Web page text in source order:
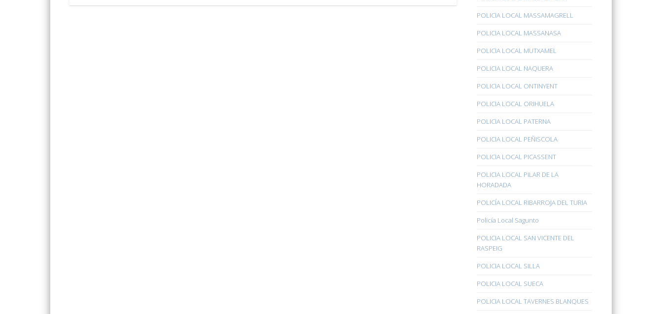
POLICIA LOCAL MASSAMAGRELL
POLICIA LOCAL MASSANASA
POLICIA LOCAL MUTXAMEL
POLICIA LOCAL NAQUERA
POLICIA LOCAL ONTINYENT
POLICIA LOCAL ORIHUELA
POLICIA LOCAL PATERNA
POLICIA LOCAL PEÑISCOLA
POLICIA LOCAL PICASSENT
POLICIA LOCAL PILAR DE LA
HORADADA
POLICÍA LOCAL RIBARROJA DEL TURIA
Policía Local Sagunto
POLICIA LOCAL SAN VICENTE DEL
RASPEIG
POLICIA LOCAL SILLA
POLICIA LOCAL SUECA
POLICIA LOCAL TAVERNES BLANQUES